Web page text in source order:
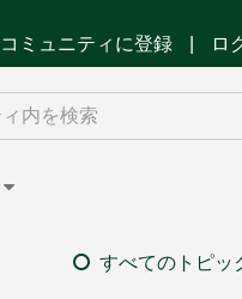
コミュニティに登録 ロ
すべてのトピッ